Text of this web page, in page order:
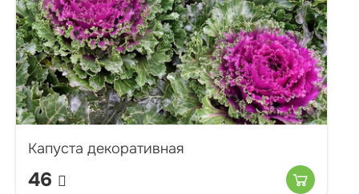
Капуста декоративная
46